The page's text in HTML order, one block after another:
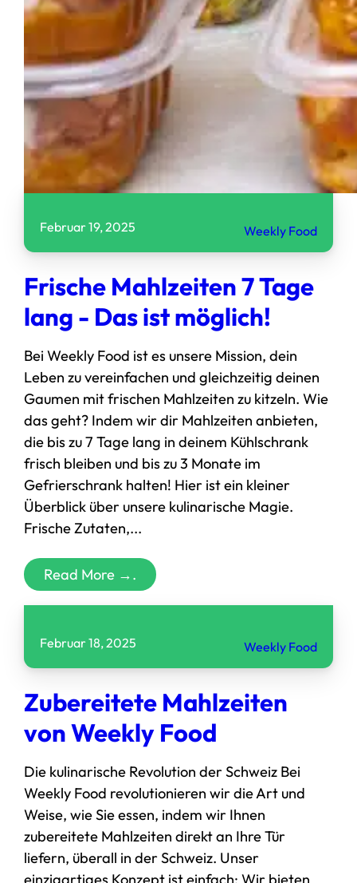
Februar 19, 2025 Weekly Food
Frische Mahlzeiten 7 Tage
lang - Das ist möglich!
Bei Weekly Food ist es unsere Mission, dein
Leben zu vereinfachen und gleichzeitig deinen
Gaumen mit frischen Mahlzeiten zu kitzeln. Wie
das geht? Indem wir dir Mahlzeiten anbieten,
die bis zu 7 Tage lang in deinem Kühlschrank
frisch bleiben und bis zu 3 Monate im
Gefrierschrank halten! Hier ist ein kleiner
Überblick über unsere kulinarische Magie.
Frische Zutaten,...
Read More →.
Februar 18, 2025 Weekly Food
Zubereitete Mahlzeiten
von Weekly Food
Die kulinarische Revolution der Schweiz Bei
Weekly Food revolutionieren wir die Art und
Weise, wie Sie essen, indem wir Ihnen
zubereitete Mahlzeiten direkt an Ihre Tür
liefern, überall in der Schweiz. Unser